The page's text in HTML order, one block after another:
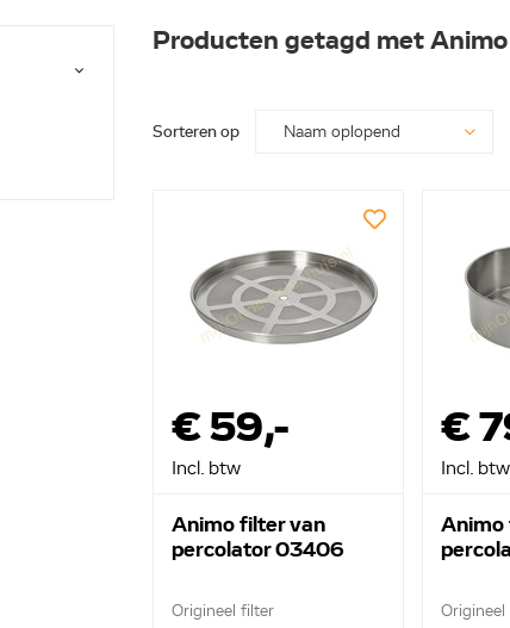
Producten getagd met
Sorteren op
€ 59,-
Incl. btw
Animo filter van
percolator 03406
Origineel filter
€
Incl. btw
Animo